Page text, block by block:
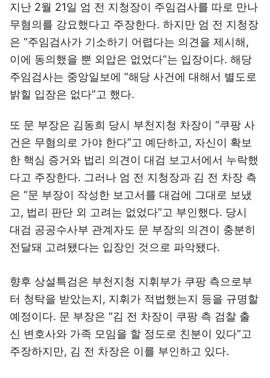
지난 2월 21일 엄 전 지청장이 주임검사를 따로 만나
무혐의를 강요했다고 주장한다. 하지만 엄 전 지청장
은 “주임검사가 기소하기 어렵다는 의견을 제시해,
이에 동의했을 뿐 외압은 없었다”는 입장이다. 해당
주임검사는 중앙일보에 “해당 사건에 대해서 별도로
밝힐 입장은 없다”고 했다.
또 문 부장은 김동희 당시 부천지청 차장이 “쿠팡 사
건은 무혐의로 가야 한다”고 예단하고, 자신이 확보
한 핵심 증거와 법리 의견이 대검 보고서에서 누락했
다고 주장한다. 그러나 엄 전 지청장과 김 전 차장 측
은 “문 부장이 작성한 보고서를 대검에 그대로 보냈
고, 법리 판단 외 고려는 없었다”고 부인했다. 당시
대검 공공수사부 관계자도 문 부장의 의견이 충분히
전달돼 고려됐다는 입장인 것으로 파악됐다.
향후 상설특검은 부천지청 지휘부가 쿠팡 측으로부
터 청탁을 받았는지, 지휘가 적법했는지 등을 규명할
예정이다. 문 부장은 “김 전 차장이 쿠팡 측 검찰 출
신 변호사와 가족 모임을 할 정도로 친분이 있다”고
주장하지만, 김 전 차장은 이를 부인하고 있다.